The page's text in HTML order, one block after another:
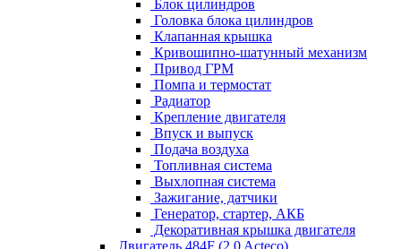
Блок цилиндров
Головка блока цилиндров
Клапанная крышка
Кривошипно-шатунный механизм
Привод ГРМ
Помпа и термостат
Радиатор
Крепление двигателя
Впуск и выпуск
Подача воздуха
Топливная система
Выхлопная система
Зажигание, датчики
Генератор, стартер, АКБ
Декоративная крышка двигателя
Двигатель 484F (2.0 Acteco)